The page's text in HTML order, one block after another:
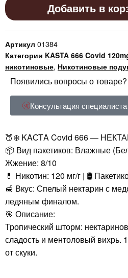
Добавить в
Артикул 01384
Категории KASTA 666 Covid
никотиновые, Никотиновые
Появились вопросы о товаре?
Консультация специалиста
🍑❄️ KAСТA Covid 666 —
📦 Вид пакетиков: Влажные
Жжение: 8/10
💊 Никотин: 120 мг/г | 🛢️
🍯 Вкус: Спелый нектарин с
ледяным финалом.
🎯 Описание:
Тропический шторм:
сладость и ментоловый вихрь.
от скуки.